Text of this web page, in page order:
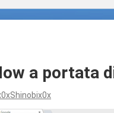
a portata